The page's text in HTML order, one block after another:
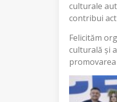
culturale
contribui
Felicităm
culturală și